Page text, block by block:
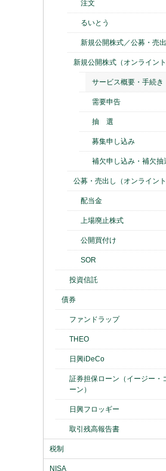
注文
るいとう
新規公開株式／公募・売
新規公開株式（オンライント
サービス概要・手続き
需要申告
抽 選
募集申し込み
補欠申し込み・補欠抽
公募・売出し（オンライント
配当金
上場廃止株式
公開買付け
SOR
投資信託
債券
ファンドラップ
THEO
日興iDeCo
証券担保ローン（イージー・
ーン）
日興フロッギー
取引残高報告書
税制
NISA